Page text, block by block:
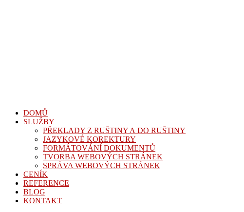
DOMŮ
SLUŽBY
PŘEKLADY Z RUŠTINY A DO RUŠTINY
JAZYKOVÉ KOREKTURY
FORMÁTOVÁNÍ DOKUMENTŮ
TVORBA WEBOVÝCH STRÁNEK
SPRÁVA WEBOVÝCH STRÁNEK
CENÍK
REFERENCE
BLOG
KONTAKT